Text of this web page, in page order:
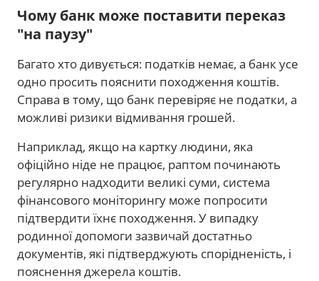
Чому банк може поставити переказ
"на паузу"
Багато хто дивується: податків немає, а банк усе
одно просить пояснити походження коштів.
Справа в тому, що банк перевіряє не податки, а
можливі ризики відмивання грошей.
Наприклад, якщо на картку людини, яка
офіційно ніде не працює, раптом починають
регулярно надходити великі суми, система
фінансового моніторингу може попросити
підтвердити їхнє походження. У випадку
родинної допомоги зазвичай достатньо
документів, які підтверджують спорідненість, і
пояснення джерела коштів.